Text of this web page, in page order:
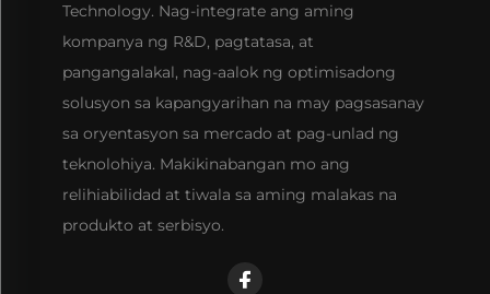
Technology. Nag-integrate ang aming
kompanya ng R&D, pagtatasa, at
pangangalakal, nag-aalok ng optimisadong
solusyon sa kapangyarihan na may pagsasanay
sa oryentasyon sa mercado at pag-unlad ng
teknolohiya. Makikinabangan mo ang
relihiabilidad at tiwala sa aming malakas na
produkto at serbisyo.